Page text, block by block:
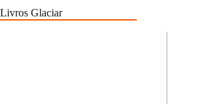
Livros Glaciar